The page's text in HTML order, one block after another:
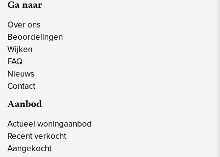
Ga naar
Over ons
Beoordelingen
Wijken
FAQ
Nieuws
Contact
Aanbod
Actueel woningaanbod
Recent verkocht
Aangekocht